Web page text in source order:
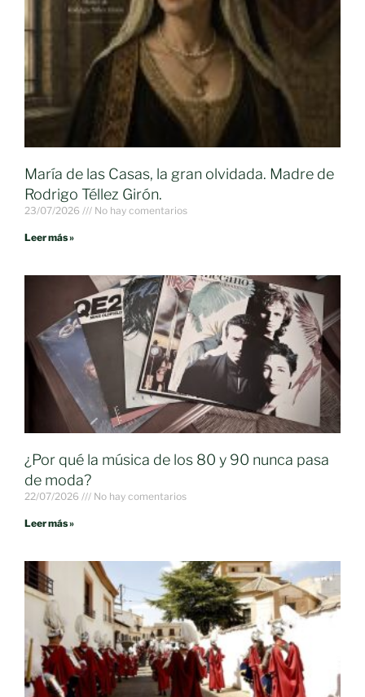
María de las Casas, la gran olvidada. Madre de
Rodrigo Téllez Girón.
23/07/2026 No hay comentarios
Leer más »
¿Por qué la música de los 80 y 90 nunca pasa
de moda?
22/07/2026 No hay comentarios
Leer más »